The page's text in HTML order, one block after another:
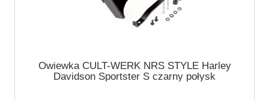
Owiewka CULT-WERK NRS STYLE Harley
Davidson Sportster S czarny połysk